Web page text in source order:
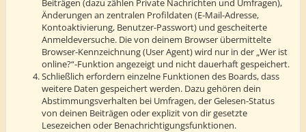
Beiträgen (dazu zählen Private Nachrichten und Umfragen),
Änderungen an zentralen Profildaten (E-Mail-Adresse,
Kontoaktivierung, Benutzer-Passwort) und gescheiterte
Anmeldeversuche. Die von deinem Browser übermittelte
Browser-Kennzeichnung (User Agent) wird nur in der „Wer ist
online?“-Funktion angezeigt und nicht dauerhaft gespeichert.
Schließlich erfordern einzelne Funktionen des Boards, dass
weitere Daten gespeichert werden. Dazu gehören dein
Abstimmungsverhalten bei Umfragen, der Gelesen-Status
von deinen Beiträgen oder explizit von dir gesetzte
Lesezeichen oder Benachrichtigungsfunktionen.